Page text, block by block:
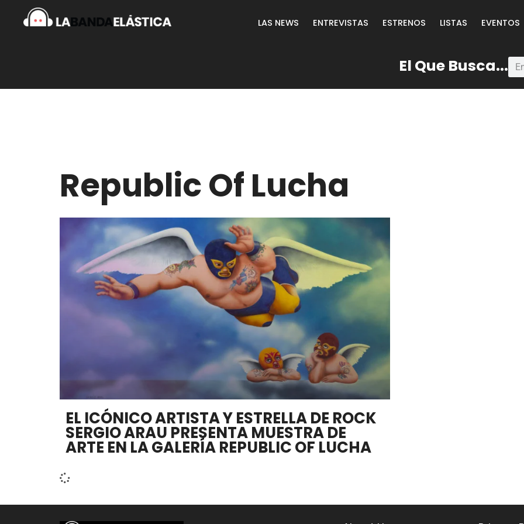
LAS NEWS ENTREVISTAS ESTRENOS LISTAS EVENTOS
El Que Busca...
Republic Of Lucha
EL ICÓNICO ARTISTA Y ESTRELLA DE ROCK
SERGIO ARAU PRESENTA MUESTRA DE
ARTE EN LA GALERÍA REPUBLIC OF LUCHA